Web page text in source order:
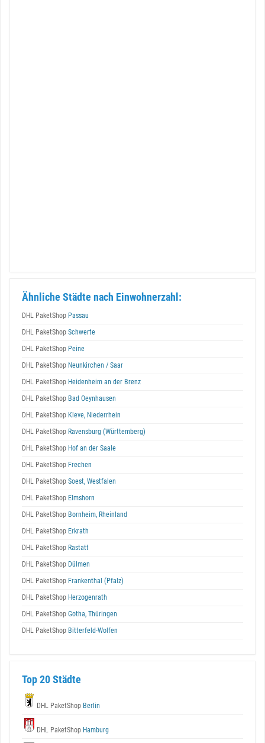
Ähnliche Städte nach Einwohnerzahl:
DHL PaketShop Passau
DHL PaketShop Schwerte
DHL PaketShop Peine
DHL PaketShop Neunkirchen / Saar
DHL PaketShop Heidenheim an der Brenz
DHL PaketShop Bad Oeynhausen
DHL PaketShop Kleve, Niederrhein
DHL PaketShop Ravensburg (Württemberg)
DHL PaketShop Hof an der Saale
DHL PaketShop Frechen
DHL PaketShop Soest, Westfalen
DHL PaketShop Elmshorn
DHL PaketShop Bornheim, Rheinland
DHL PaketShop Erkrath
DHL PaketShop Rastatt
DHL PaketShop Dülmen
DHL PaketShop Frankenthal (Pfalz)
DHL PaketShop Herzogenrath
DHL PaketShop Gotha, Thüringen
DHL PaketShop Bitterfeld-Wolfen
Top 20 Städte
DHL PaketShop Berlin
DHL PaketShop Hamburg